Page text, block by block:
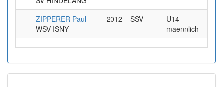
ZIPPERER Paul
WSV ISNY
2012 SSV
U14
maennlich